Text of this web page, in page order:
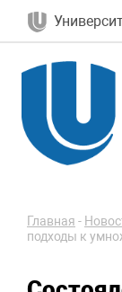
Главная -
подходы к